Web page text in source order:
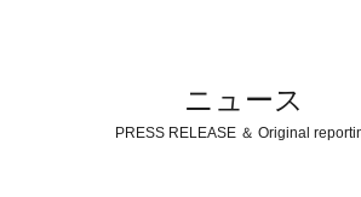
ニュース
PRESS RELEASE ＆ Original